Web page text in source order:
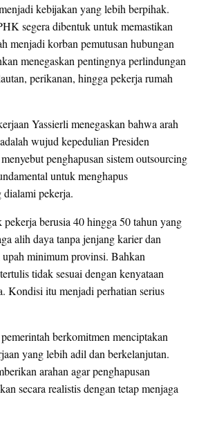
kebijakan yang lebih berpihak.
segera dibentuk untuk memastikan
menjadi korban pemutusan hubungan
menegaskan pentingnya perlindungan
perikanan, hingga pekerja rumah
Yassierli menegaskan bahwa arah
wujud kepedulian Presiden
penghapusan sistem outsourcing
untuk menghapus
pekerja.
pekerja berusia 40 hingga 50 tahun yang
alih daya tanpa jenjang karier dan
upah minimum provinsi. Bahkan
tidak sesuai dengan kenyataan
Kondisi itu menjadi perhatian serius
berkomitmen menciptakan
yang lebih adil dan berkelanjutan.
arahan agar penghapusan
secara realistis dengan tetap menjaga